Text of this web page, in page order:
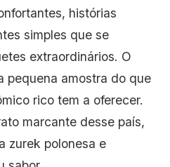
histórias
simples que se
extraordinários. O
pequena amostra do que
rico tem a oferecer.
marcante desse país,
zurek polonesa e